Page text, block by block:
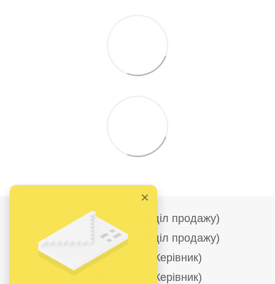
+380986690186 (Відділ продажу)
+380682278284 (Відділ продажу)
+380677004457 (Керівник)
+380994827288 (Керівник)